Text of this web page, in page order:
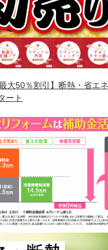
最大50％割引】断熱・省エ
ート